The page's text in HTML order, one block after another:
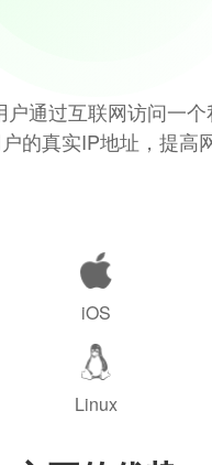
通过互联网访问一个
的真实IP地址，提高
iOS
Linux